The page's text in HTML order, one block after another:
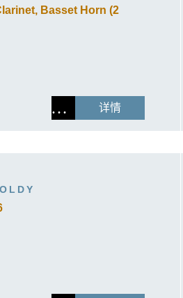
Basset Horn (2
详情